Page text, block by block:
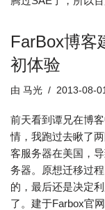
FarBox博客
初体验
由 马光 2013-08-
前天看到谭兄在博
情，我跑过去瞅了
客服务器在美国，
务器。原想迁移过
的，最后还是决定
了。建于Farbox官